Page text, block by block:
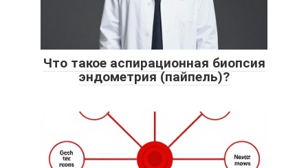
Что такое аспирационная биопсия
эндометрия (пайпель)?